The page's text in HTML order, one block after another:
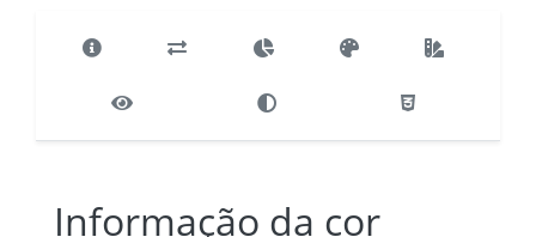
Informação da cor